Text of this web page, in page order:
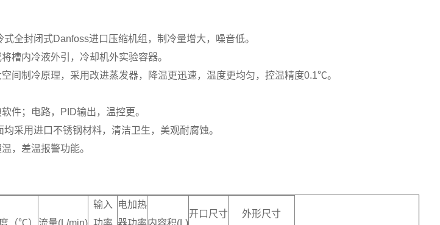
全封闭式Danfoss进口压缩机组，制冷量增大，噪音低。
槽内冷液外引，冷却机外实验容器。
间制冷原理，采用改进蒸发器，降温更迅速，温度更均匀，控温精度0.1℃。
件；电路，PID输出，温控更。
采用进口不锈钢材料，清洁卫生，美观耐腐蚀。
，差温报警功能。
（℃） 流量(L/min)
输入
功率
电加热
器功率内容积(L)
开口尺寸
外形尺寸